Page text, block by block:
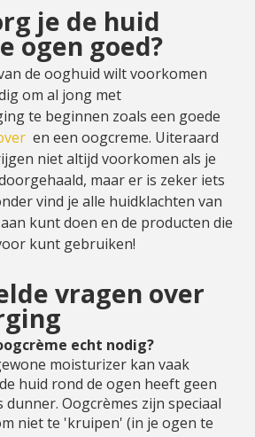
je de huid
ogen goed?
de ooghuid wilt voorkomen
om al jong met
te beginnen zoals een goede
en een oogcreme. Uiteraard
niet altijd voorkomen als je
maar er is zeker iets
vind je alle huidklachten van
kunt doen en de producten die
kunt gebruiken!
vragen over
echt nodig?
moisturizer kan vaak
huid rond de ogen heeft geen
Oogcrèmes zijn speciaal
niet te 'kruipen' (in je ogen te